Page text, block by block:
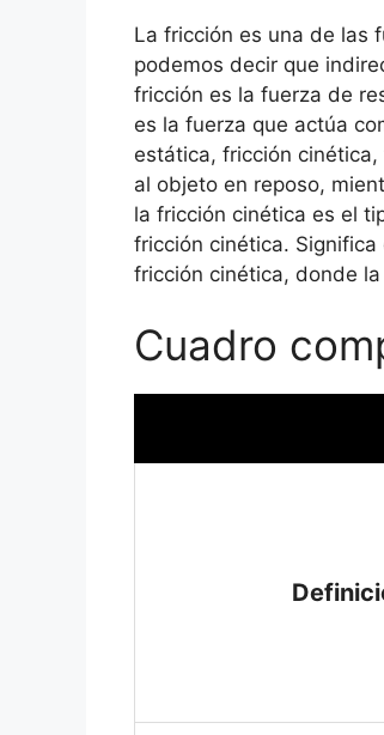
La fricción es una de las
podemos decir que
fricción es la fuerza de
es la fuerza que actúa
estática, fricción
al objeto en reposo,
la fricción cinética es el
fricción cinética.
fricción cinética, donde
Cuadro